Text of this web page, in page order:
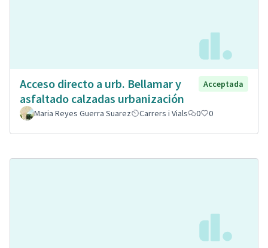
Acceso directo a urb. Bellamar y
asfaltado calzadas urbanización
Acceptada
Maria Reyes Guerra Suarez Carrers i Vials 0 0